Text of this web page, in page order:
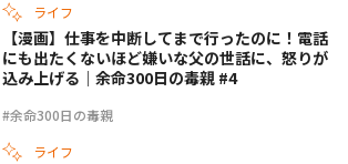
ライフ
#余命300日の毒親
【漫画】仕事を中断してまで行ったのに！電話
にも出たくないほど嫌いな父の世話に、怒りが
込み上げる｜余命300日の毒親 #4
ライフ